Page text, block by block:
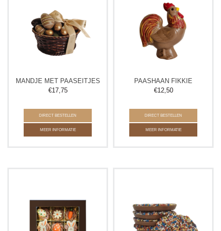
MANDJE MET PAASEITJES
€17,75
DIRECT BESTELLEN
MEER INFORMATIE
PAASHAAN FIKKIE
€12,50
DIRECT BESTELLEN
MEER INFORMATIE